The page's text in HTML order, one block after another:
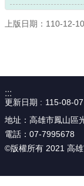
上版日期：110-12-10
:::
更新日期
115-08-07
地址：高雄市鳳山區
電話：07-7995678
©版權所有 2021 高